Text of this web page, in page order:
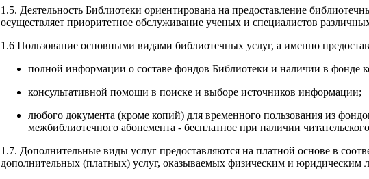
1.5. Деятельность Библиотеки ориентирована на предоставление
осуществляет приоритетное обслуживание ученых и специалистов
1.6 Пользование основными видами библиотечных услуг, а именно
полной информации о составе фондов Библиотеки и наличии в фонде
консультативной помощи в поиске и выборе источников информации;
любого документа (кроме копий) для временного пользования из
межбиблиотечного абонемента - бесплатное при наличии
1.7. Дополнительные виды услуг предоставляются на платной основе в
дополнительных (платных) услуг, оказываемых физическим и юридическим